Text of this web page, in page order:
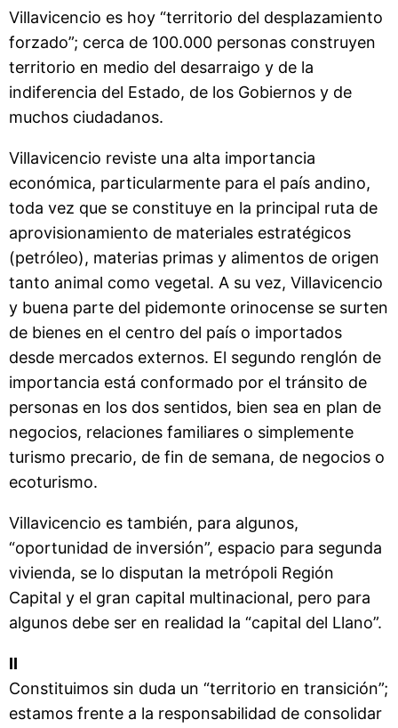
Villavicencio es hoy “territorio del desplazamiento
forzado”; cerca de 100.000 personas construyen
territorio en medio del desarraigo y de la
indiferencia del Estado, de los Gobiernos y de
muchos ciudadanos.
Villavicencio reviste una alta importancia
económica, particularmente para el país andino,
toda vez que se constituye en la principal ruta de
aprovisionamiento de materiales estratégicos
(petróleo), materias primas y alimentos de origen
tanto animal como vegetal. A su vez, Villavicencio
y buena parte del pidemonte orinocense se surten
de bienes en el centro del país o importados
desde mercados externos. El segundo renglón de
importancia está conformado por el tránsito de
personas en los dos sentidos, bien sea en plan de
negocios, relaciones familiares o simplemente
turismo precario, de fin de semana, de negocios o
ecoturismo.
Villavicencio es también, para algunos,
“oportunidad de inversión”, espacio para segunda
vivienda, se lo disputan la metrópoli Región
Capital y el gran capital multinacional, pero para
algunos debe ser en realidad la “capital del Llano”.
II
Constituimos sin duda un “territorio en transición”;
estamos frente a la responsabilidad de consolidar